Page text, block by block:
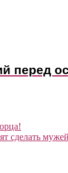
перед
сделать